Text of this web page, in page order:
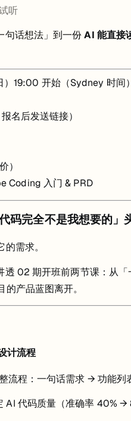
听
句话想法」到一份AI 能直接
19:00 开始（Sydney 时间）
名后发送链接）
）
Coding 入门 & PRD
码完全不是我想要的」
需求。
透 02 期开班前两节课：从
产品蓝图离开。
计流程
流程：一句话需求 → 功能
AI 代码质量（准确率 40% →